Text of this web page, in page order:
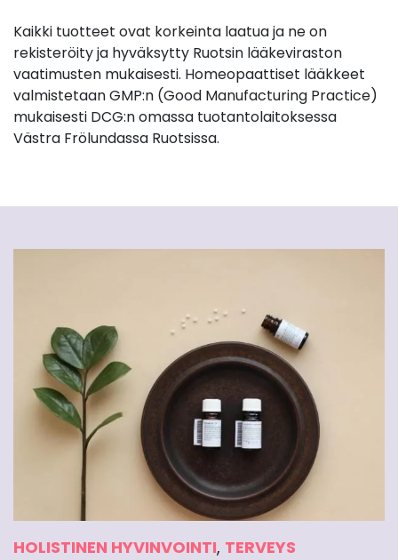
Kaikki tuotteet ovat korkeinta laatua ja ne on
rekisteröity ja hyväksytty Ruotsin lääkeviraston
vaatimusten mukaisesti. Homeopaattiset lääkkeet
valmistetaan GMP:n (Good Manufacturing Practice)
mukaisesti DCG:n omassa tuotantolaitoksessa
Västra Frölundassa Ruotsissa.
HOLISTINEN HYVINVOINTI, TERVEYS